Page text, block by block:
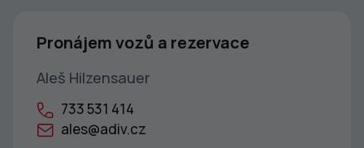
Pronájem vozů a rezervace
Aleš Hilzensauer
733 531 414
ales@adiv.cz